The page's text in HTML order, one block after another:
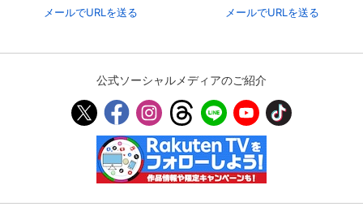
メールでURLを送る メールでURLを送る
公式ソーシャルメディアのご紹介